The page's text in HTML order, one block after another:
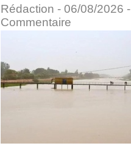
Rédaction - 06/08/2026 -
Commentaire